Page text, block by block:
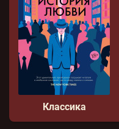
Классика